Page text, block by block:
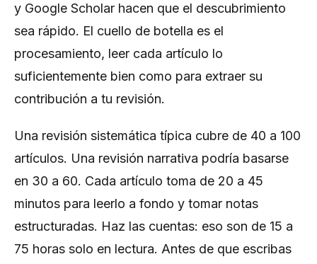
y Google Scholar hacen que el descubrimiento
sea rápido. El cuello de botella es el
procesamiento, leer cada artículo lo
suficientemente bien como para extraer su
contribución a tu revisión.
Una revisión sistemática típica cubre de 40 a 100
artículos. Una revisión narrativa podría basarse
en 30 a 60. Cada artículo toma de 20 a 45
minutos para leerlo a fondo y tomar notas
estructuradas. Haz las cuentas: eso son de 15 a
75 horas solo en lectura. Antes de que escribas